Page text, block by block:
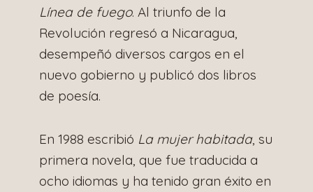
Línea de fuego. Al triunfo de la
Revolución regresó a Nicaragua,
desempeñó diversos cargos en el
nuevo gobierno y publicó dos libros
de poesía.
En 1988 escribió La mujer habitada, su
primera novela, que fue traducida a
ocho idiomas y ha tenido gran éxito en